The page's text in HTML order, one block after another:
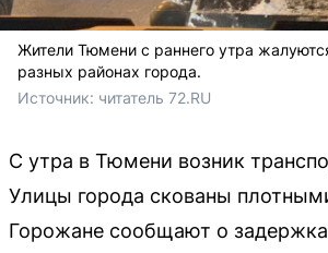
Жители Тюмени с раннего утра
разных районах города.
Источник: читатель 72.RU
С утра в Тюмени возник
Улицы города скованы
Горожане сообщают о